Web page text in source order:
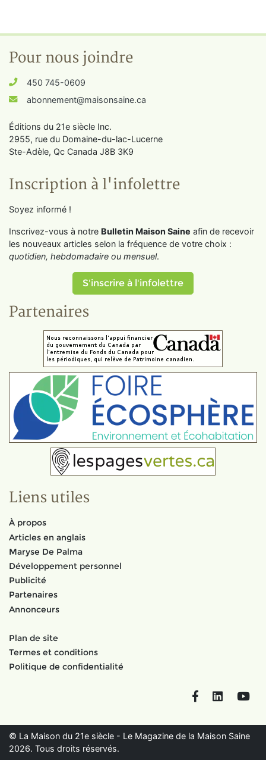
Pour nous joindre
450 745-0609
abonnement@maisonsaine.ca
Éditions du 21e siècle Inc.
2955, rue du Domaine-du-lac-Lucerne
Ste-Adèle, Qc Canada J8B 3K9
Inscription à l'infolettre
Soyez informé !
Inscrivez-vous à notre Bulletin Maison Saine afin de recevoir
les nouveaux articles selon la fréquence de votre choix :
quotidien, hebdomadaire ou mensuel.
S'inscrire à l'infolettre
Partenaires
Liens utiles
À propos
Articles en anglais
Maryse De Palma
Développement personnel
Publicité
Partenaires
Annonceurs
Plan de site
Termes et conditions
Politique de confidentialité
FacebookLinkedIn
© La Maison du 21e siècle - Le Magazine de la Maison Saine
2026. Tous droits réservés.